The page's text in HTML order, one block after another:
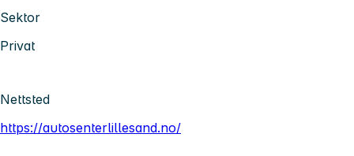
Sektor
Privat
Nettsted
https://autosenterlillesand.no/